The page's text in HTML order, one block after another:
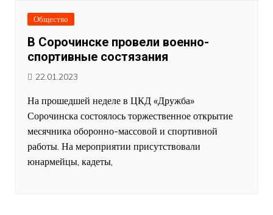
Общество
В Сорочинске провели военно-
спортивные состязания
22.01.2023
На прошедшей неделе в ЦКД «Дружба»
Сорочинска состоялось торжественное открытие
месячника оборонно-массовой и спортивной
работы. На мероприятии присутствовали
юнармейцы, кадеты,